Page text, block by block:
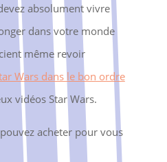
absolument vivre
dans votre monde
même revoir
Wars dans le bon ordre
vidéos Star Wars.
acheter pour vous